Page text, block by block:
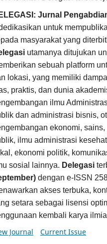
Jurnal
untuk
masyarakat yang
utamanya ditujukan
sebuah platform
lokasi, yang memiliki
praktis, dan dunia
ilmu
dan administrasi bisnis,
ekonomi,
ilmu administrasi
ekonomi politik,
sosial lainnya. Delegasi
dengan e-ISSN
akses terbuka,
setara sebagai lisensi
kembali karya
Journal Current Issue